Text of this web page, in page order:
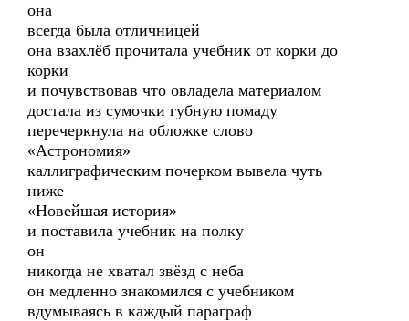
она
всегда была отличницей
она взахлёб прочитала учебник от корки до
корки
и почувствовав что овладела материалом
достала из сумочки губную помаду
перечеркнула на обложке слово
«Астрономия»
каллиграфическим почерком вывела чуть
ниже
«Новейшая история»
и поставила учебник на полку
он
никогда не хватал звёзд с неба
он медленно знакомился с учебником
вдумываясь в каждый параграф